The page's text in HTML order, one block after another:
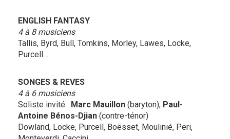
ENGLISH FANTASY
4 à 8 musiciens
Tallis, Byrd, Bull, Tomkins, Morley, Lawes, Locke,
Purcell…
SONGES & REVES
4 à 6 musiciens
Soliste invité : Marc Mauillon(baryton), Paul-
Antoine Bénos-Djian(contre-ténor)
Dowland, Locke, Purcell, Boësset, Moulinié, Peri,